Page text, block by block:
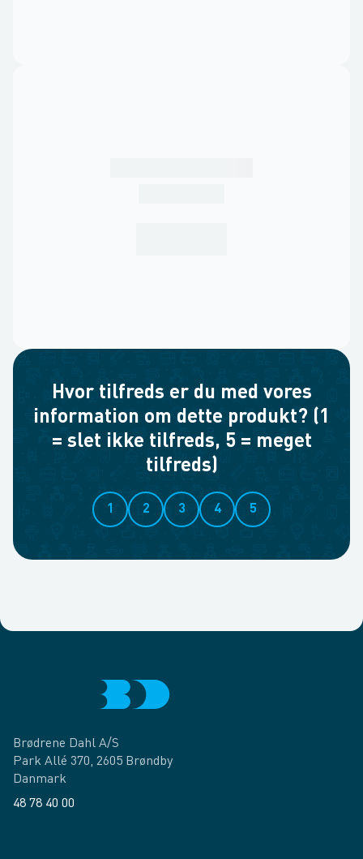
Hvor tilfreds er du med vores
information om dette produkt? (1
= slet ikke tilfreds, 5 = meget
tilfreds)
1 2 3 4 5
Brødrene Dahl A/S
Park Allé 370, 2605 Brøndby
Danmark
48 78 40 00